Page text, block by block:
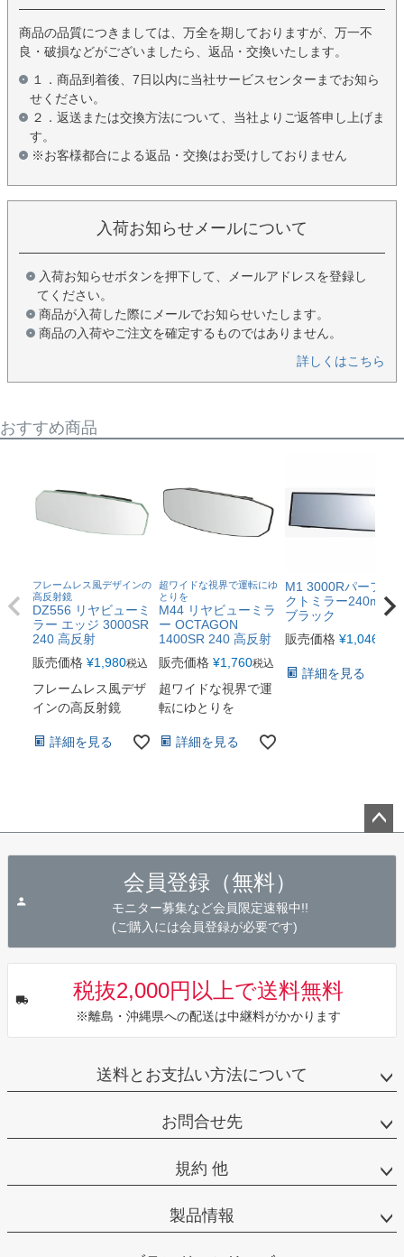
商品の品質につきましては、万全を期しておりますが、万一不
良・破損などがございましたら、返品・交換いたします。
１．商品到着後、7日以内に当社サービスセンターまでお知ら
せください。
２．返送または交換方法について、当社よりご返答申し上げま
す。
※お客様都合による返品・交換はお受けしておりません
入荷お知らせメールについて
入荷お知らせボタンを押下して、メールアドレスを登録し
てください。
商品が入荷した際にメールでお知らせいたします。
商品の入荷やご注文を確定するものではありません。
詳しくはこちら
おすすめ商品
フレームレス風デザインの
高反射鏡
DZ556 リヤビューミ
ラー エッジ 3000SR
240 高反射
販売価格 ¥1,980税込
フレームレス風デザ
インの高反射鏡
詳細を見る
超ワイドな視界で運転にゆ
とりを
M44 リヤビューミラ
ー OCTAGON
1400SR 240 高反射
販売価格 ¥1,760税込
超ワイドな視界で運
転にゆとりを
詳細を見る
M1 3000Rパーフェ
クトミラー240mm
ブラック
販売価格 ¥1,046
詳細を見る
会員登録（無料）
モニター募集など会員限定速報中!!
(ご購入には会員登録が必要です)
税抜2,000円以上で送料無料
※離島・沖縄県への配送は中継料がかかります
送料とお支払い方法について
お問合せ先
規約 他
製品情報